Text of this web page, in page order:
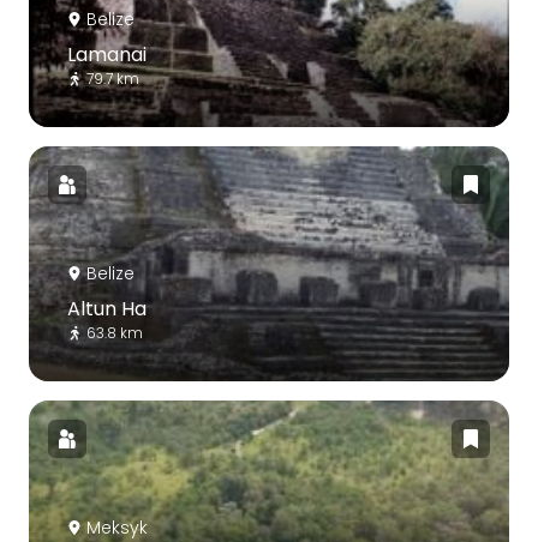
Belize
Lamanai
79.7 km
Belize
Altun Ha
63.8 km
Meksyk